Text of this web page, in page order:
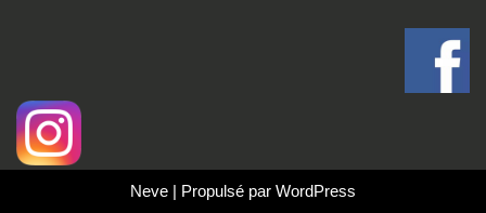
Neve | Propulsé par WordPress